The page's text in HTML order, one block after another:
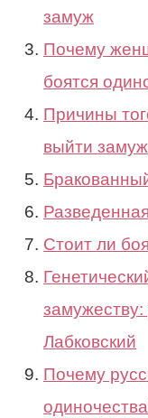
замуж
Почему
боятся
Причины
выйти замуж
Стоит ли
Лабковский
Почему